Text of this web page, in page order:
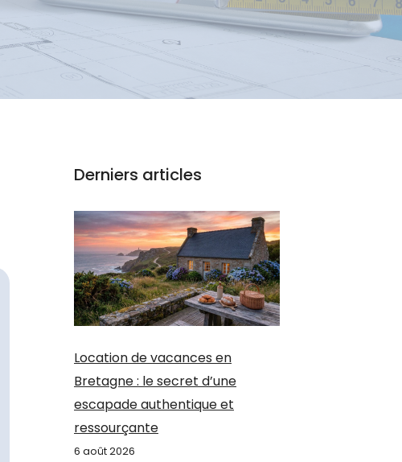
Derniers articles
Location de vacances en
Bretagne : le secret d’une
escapade authentique et
ressourçante
6 août 2026